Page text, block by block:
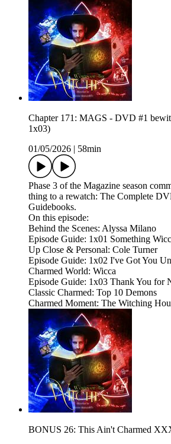
Chapter 171: MAGS - DVD #1
1x03)
01/05/2026
58min
Phase 3 of the Magazine season
thing to a rewatch: The Complete
Guidebooks.
On this episode:
Behind the Scenes: Alyssa Milano
Episode Guide: 1x01 Something
Up Close & Personal: Cole Turner
Episode Guide: 1x02 I've Got You
Charmed World: Wicca
Episode Guide: 1x03 Thank You for
Classic Charmed: Top 10 Demons
Charmed Moment: The Witching
BONUS 26: This Ain't Charmed